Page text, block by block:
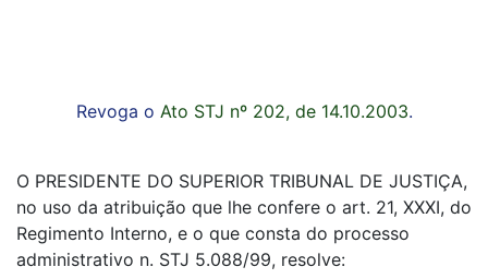
Revoga o Ato STJ nº 202, de 14.10.2003.
O PRESIDENTE DO SUPERIOR TRIBUNAL DE JUSTIÇA,
no uso da atribuição que lhe confere o art. 21, XXXI, do
Regimento Interno, e o que consta do processo
administrativo n. STJ 5.088/99, resolve: